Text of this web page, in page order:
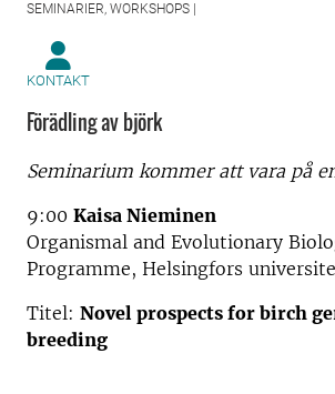
SEMINARIER, WORKSHOPS |
KONTAKT
Förädling av björk
Seminarium kommer att vara på
9:00 Kaisa Nieminen
Organismal and Evolutionary
Programme, Helsingfors
Titel: Novel prospects for birch
breeding